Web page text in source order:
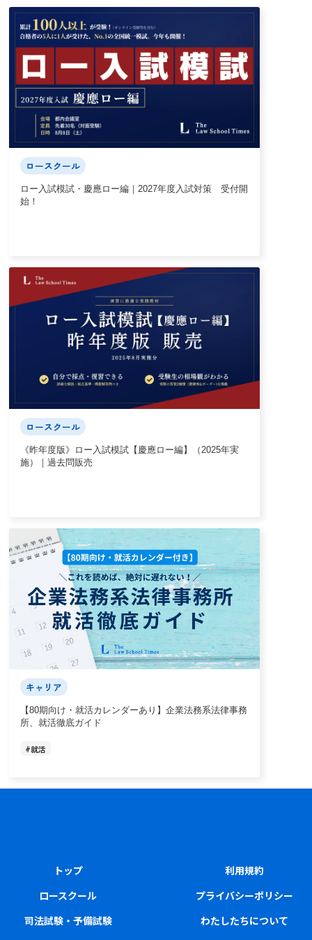
ロースクール
ロー入試模試・慶應ロー編｜2027年度入試対策 受付開
始！
ロースクール
《昨年度版》ロー入試模試【慶應ロー編】（2025年実
施）｜過去問販売
キャリア
【80期向け・就活カレンダーあり】企業法務系法律事務
所、就活徹底ガイド
#就活
トップ
ロースクール
司法試験・予備試験
利用規約
プライバシーポリシー
わたしたちについて